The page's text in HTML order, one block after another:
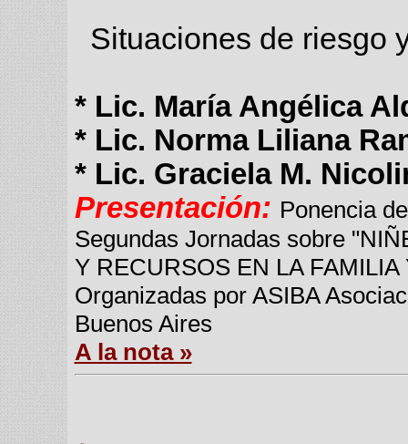
Situaciones de riesgo
* Lic. María Angélica
* Lic. Norma Liliana
* Lic. Graciela M.
Presentación: Ponencia
Segundas Jornadas sobre
Y RECURSOS EN LA
Organizadas por ASIBA
Buenos Aires
A la nota »